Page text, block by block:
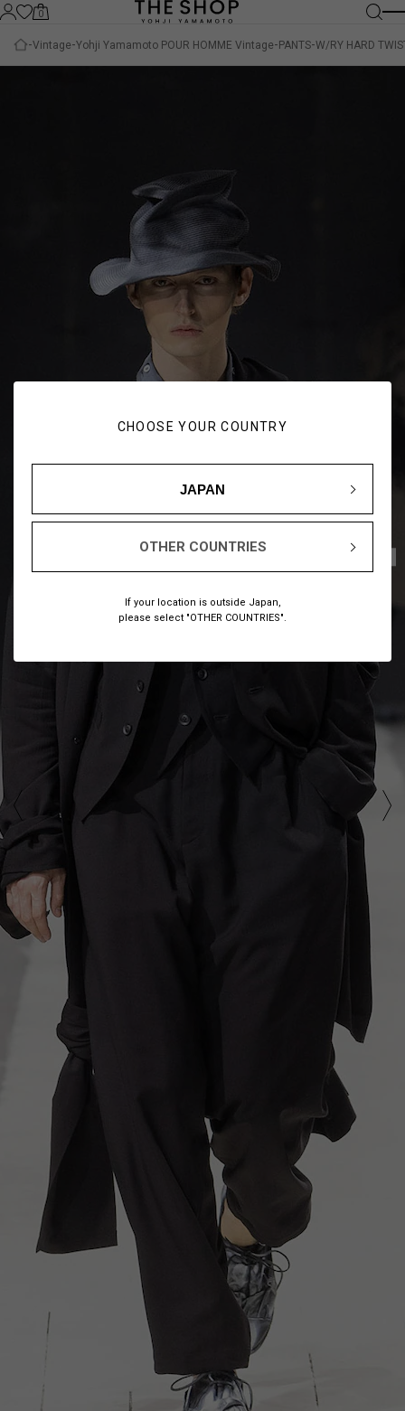
CHOOSE YOUR COUNTRY
JAPAN
OTHER COUNTRIES
If your location is outside Japan,
please select "OTHER COUNTRIES".
0
Vintage Yohji Yamamoto POUR HOMME Vintage PANTS W/RY HARD